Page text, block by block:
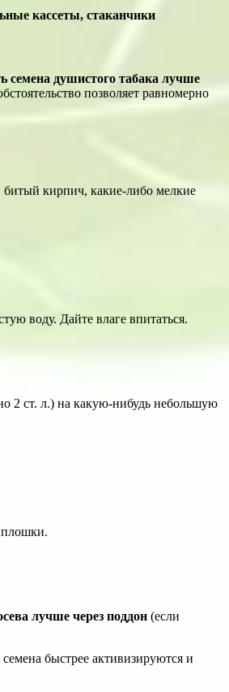
кассеты, стаканчики
семена душистого табака лучше
позволяет равномерно
битый кирпич, какие-либо мелкие
воду. Дайте влаге впитаться.
2 ст. л.) на какую-нибудь небольшую
плошки.
лучше через поддон (если
быстрее активизируются и